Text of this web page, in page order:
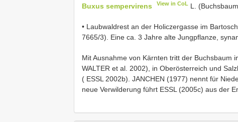
Buxus sempervirens View in CoL L.
• Laubwaldrest an der Holiczergasse im
7665/3). Eine ca. 3 Jahre alte Jungpflanze,
Mit Ausnahme von Kärnten tritt der Buchsbaum
WALTER et al. 2002), in Oberösterreich und
( ESSL 2002b). JANCHEN (1977) nennt für
neue Verwilderung führt ESSL (2005c) aus der